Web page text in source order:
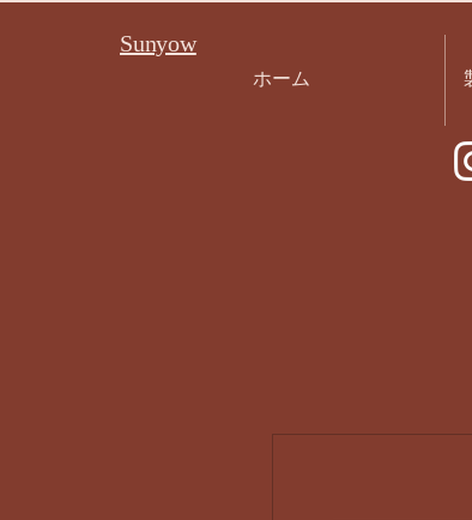
Sunyow
ホーム